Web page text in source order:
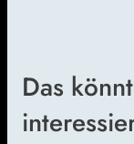
Das